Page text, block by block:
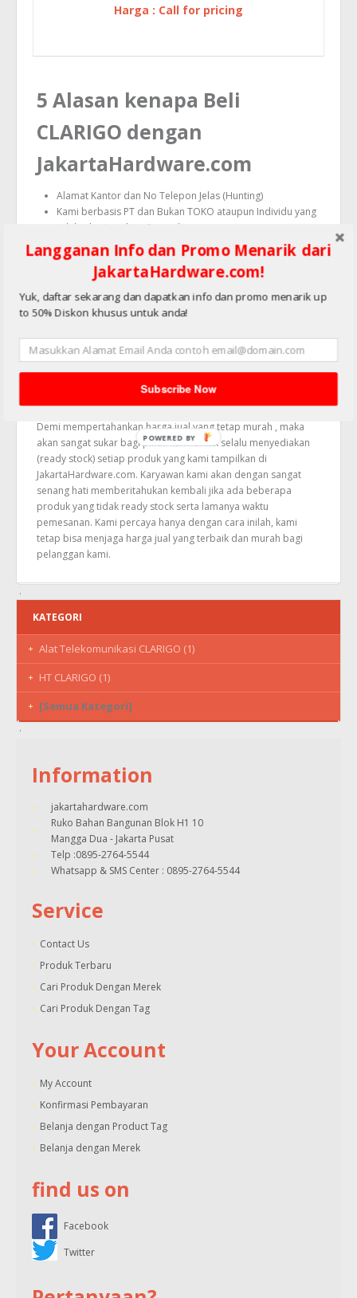
Harga : Call for pricing
5 Alasan kenapa Beli
CLARIGO dengan
JakartaHardware.com
Alamat Kantor dan No Telepon Jelas (Hunting)
Kami berbasis PT dan Bukan TOKO ataupun Individu yang
tidak jelas Legalitas Perusahaannya.
Kantor Kami bisa dikunjungi kapanpun
Produk yang kami jual semuanya Bergaransi Resmi dari
Distributor
Harga yang Terjamin. Kami melakukan survey harga
terhadap produk setiap harinya dan menyediakan produk
Catatan Penting :
sewaktu waktu tanpa pemberitahuan sebelumnya.
Demi mempertahankan harga jual yang tetap murah , maka
akan sangat sukar bagi pihak kami untuk selalu menyediakan
(ready stock) setiap produk yang kami tampilkan di
JakartaHardware.com. Karyawan kami akan dengan sangat
senang hati memberitahukan kembali jika ada beberapa
produk yang tidak ready stock serta lamanya waktu
pemesanan. Kami percaya hanya dengan cara inilah, kami
tetap bisa menjaga harga jual yang terbaik dan murah bagi
pelanggan kami.
KATEGORI
Alat Telekomunikasi CLARIGO (1)
HT CLARIGO (1)
[Semua Kategori]
Information
jakartahardware.com
Ruko Bahan Bangunan Blok H1 10
Mangga Dua - Jakarta Pusat
Telp :0895-2764-5544
Whatsapp & SMS Center : 0895-2764-5544
Service
Contact Us
Produk Terbaru
Cari Produk Dengan Merek
Cari Produk Dengan Tag
Your Account
My Account
Konfirmasi Pembayaran
Belanja dengan Product Tag
Belanja dengan Merek
find us on
Facebook
Twitter
Langganan Info dan Promo Menarik dari
JakartaHardware.com!
Yuk, daftar sekarang dan dapatkan info dan promo menarik up
to 50% Diskon khusus untuk anda!
Subscribe Now
POWERED BY